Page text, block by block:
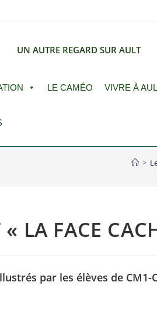
UN AUTRE REGARD SUR AULT
LE CAMÉO VIVRE À
>
« LA FACE
par les élèves de CM1-